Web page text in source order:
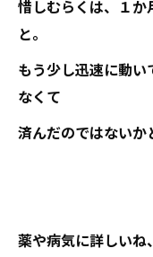
惜しむらくは、１か
と。
もう少し迅速に動
なくて
済んだのではないか
薬や病気に詳しいね